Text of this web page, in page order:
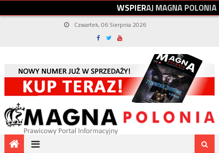
WSPIERAJMAGNAPOLONIA
Czwartek, 06 Sierpnia 2026